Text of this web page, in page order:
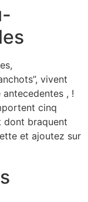
vivent
, !
cinq
dont braquent
et ajoutez sur